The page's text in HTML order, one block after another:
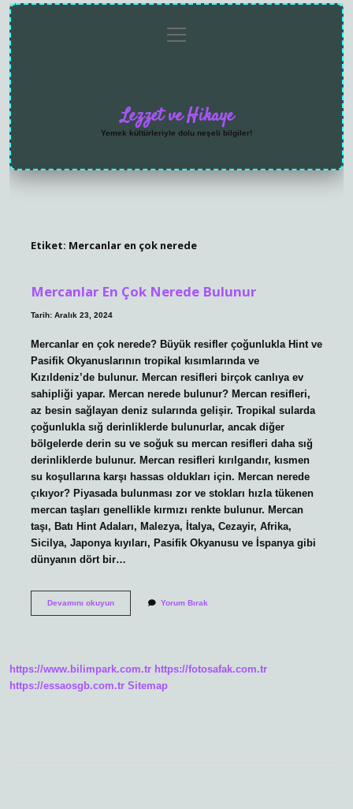
menüyü
aç
Lezzet ve Hikaye
Yemek kültürleriyle dolu neşeli bilgiler!
Etiket: Mercanlar en çok nerede
Mercanlar En Çok Nerede Bulunur
Tarih: Aralık 23, 2024
Mercanlar en çok nerede? Büyük resifler çoğunlukla Hint ve
Pasifik Okyanuslarının tropikal kısımlarında ve
Kızıldeniz’de bulunur. Mercan resifleri birçok canlıya ev
sahipliği yapar. Mercan nerede bulunur? Mercan resifleri,
az besin sağlayan deniz sularında gelişir. Tropikal sularda
çoğunlukla sığ derinliklerde bulunurlar, ancak diğer
bölgelerde derin su ve soğuk su mercan resifleri daha sığ
derinliklerde bulunur. Mercan resifleri kırılgandır, kısmen
su koşullarına karşı hassas oldukları için. Mercan nerede
çıkıyor? Piyasada bulunması zor ve stokları hızla tükenen
mercan taşları genellikle kırmızı renkte bulunur. Mercan
taşı, Batı Hint Adaları, Malezya, İtalya, Cezayir, Afrika,
Sicilya, Japonya kıyıları, Pasifik Okyanusu ve İspanya gibi
dünyanın dört bir…
Devamını okuyunMercanlar
Yorum Bırak
https://www.bilimpark.com.tr https://fotosafak.com.tr
https://essaosgb.com.tr Sitemap